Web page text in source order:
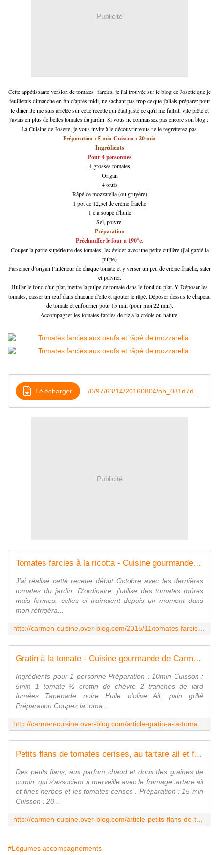
Publicité
Cette appétissante version de tomates farcies, je l'ai trouvée sur le blog de Josette que je
feuilletais dimanche en fin d'après midi, ne sachant pas trop ce que j'allais préparer pour
le diner. Je me suis arrêtée sur cette recette qui était juste ce qu'il me fallait, vite prête et
j'avais en plus de belles tomates du jardin. Si vous ne connaissez pas encore son blog :
La Cuisine de Josette, je vous invite à le découvrir vous ne le regretterez pas.
Préparation : 5 minCuisson : 20 min
Ingrédients
Pour 4 personnes
4 grosses tomates
Origan
4 œufs
Râpé de mozzarella (ou gruyère)
1 pot de 12,5cl de crème fraîche
1 c a soupe d'huile
Sel, poivre.
Préparation
Préchauffer le four a 190°c.
Couper la partie supérieure des tomates, les évider avec une petite cuillère (j'ai gardé la
pulpe)
Parsemer d’origan l’intérieur de chaque tomate et y verser un peu de crème fraîche, saler
et poivrer.
Huiler le fond d'un plat, mettre la pulpe de tomate dans le fond du plat. Y Déposer les
tomates, casser un œuf dans chacune d'elle et ajouter le râpé. Déposer dessus le chapeau
de tomate et enfourner pour 15 min (pour moi 22 min).
Accompagner les tomates farcies de riz a la créole ou nature.
Télécharger
Publicité
Tomates farcies à la ricotta - Cuisine gourmande de Carmencita
J'ai réalisé cette recette début Octobre avec les dernières
tomates du jardin. D'ordinaire, j'utilise des tomates mûres
mais fermes, celles ci traînaient depuis un moment dans
mon réfrigéra...
Gratin à la tomate - Cuisine gourmande de Carmencita
Ingrédients pour 1 personne Préparation : 10min Cuisson :
5min 1 tomate ½ crottin de chèvre 2 tranches de lard
fumées Tapenade noire Huile d'olive Ail, pain grillé
Préparation Coupez la toma...
Petits flans de tomates cerises, au tartare ail et fines herbes - Cuisine gourmande de Carmencita
Des petits flans, aux parfum chaud et doux des graines de
cumin, qui s'associent à merveille avec le fromage tartare ail
et fines herbes et les tomates cerises . Préparation : 15 min
Cuisson : 20...
#Légumes accompagnements